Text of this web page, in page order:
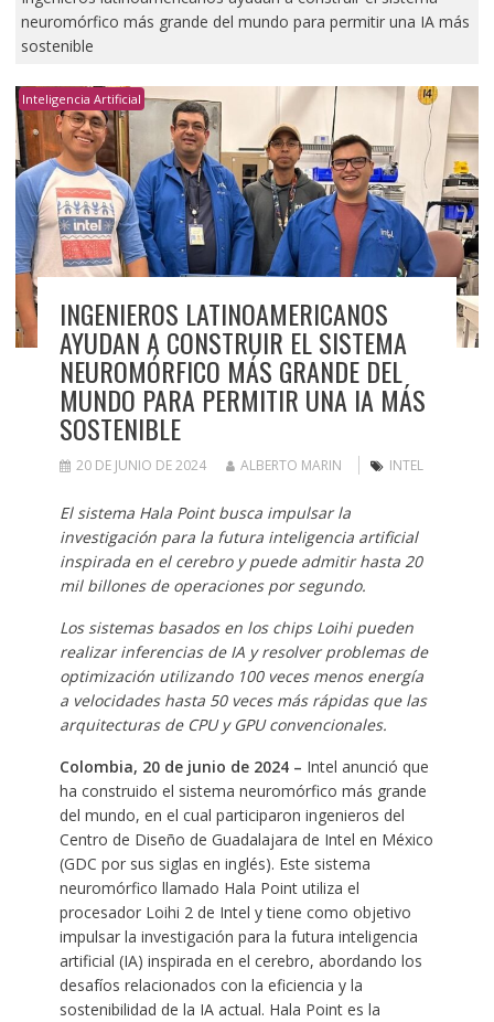
neuromórfico más grande del mundo para permitir una IA más
sostenible
Inteligencia Artificial
INGENIEROS LATINOAMERICANOS
AYUDAN A CONSTRUIR EL SISTEMA
NEUROMÓRFICO MÁS GRANDE DEL
MUNDO PARA PERMITIR UNA IA MÁS
SOSTENIBLE
20 DE JUNIO DE 2024 ALBERTO MARIN INTEL
El sistema Hala Point busca impulsar la
investigación para la futura inteligencia artificial
inspirada en el cerebro y puede admitir hasta 20
mil billones de operaciones por segundo.
Los sistemas basados en los chips Loihi pueden
realizar inferencias de IA y resolver problemas de
optimización utilizando 100 veces menos energía
a velocidades hasta 50 veces más rápidas que las
arquitecturas de CPU y GPU convencionales.
Colombia, 20 de junio de 2024 – Intel anunció que
ha construido el sistema neuromórfico más grande
del mundo, en el cual participaron ingenieros del
Centro de Diseño de Guadalajara de Intel en México
(GDC por sus siglas en inglés). Este sistema
neuromórfico llamado Hala Point utiliza el
procesador Loihi 2 de Intel y tiene como objetivo
impulsar la investigación para la futura inteligencia
artificial (IA) inspirada en el cerebro, abordando los
desafíos relacionados con la eficiencia y la
sostenibilidad de la IA actual. Hala Point es la